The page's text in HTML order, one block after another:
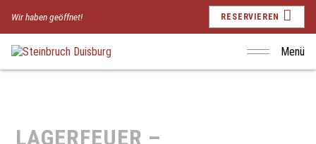
Menü
Wir haben geöffnet! RESERVIEREN
LAGERFEUER –